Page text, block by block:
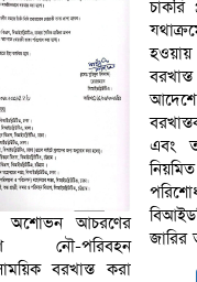
অশোভন আচরণের
নৌ-পরিবহন
বরখাস্ত করা
আদেশে
এবং
জারির